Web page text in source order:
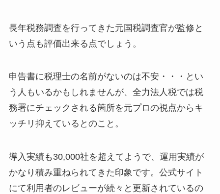
長年税務調査を行ってきた元国税調査官が監修と
いう点も評価出来る点でしょう。
申告書に税理士の名前がないのは不安・・・とい
う人もいるかもしれませんが、全力法人税では税
務署にチェックされる箇所を元プロの視点からキ
ッチリ抑えているとのこと。
導入実績も30,000社を超えてようで、運用実績が
かなり積み重ねられてきた印象です。公式サイト
にて利用者のレビューが続々と更新されているの